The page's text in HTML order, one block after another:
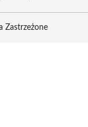
Zastrzeżone